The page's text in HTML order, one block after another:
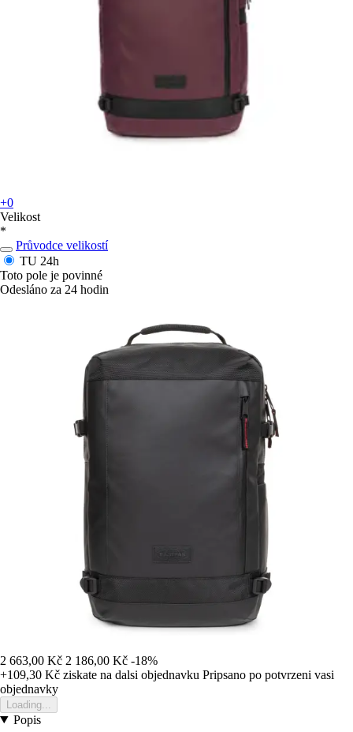
+0
Velikost
*
Průvodce velikostí
TU 24h
Toto pole je povinné
Odesláno za 24 hodin
2 663,00 Kč 2 186,00 Kč -18%
+109,30 Kč ziskate na dalsi objednavku Pripsano po potvrzeni vasi
objednavky
Loading...
Popis